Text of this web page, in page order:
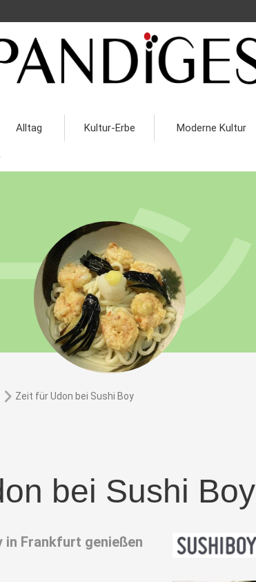
Alltag Kultur-Erbe Moderne Kultur
Zeit für Udon bei Sushi Boy
bei Sushi Boy
in Frankfurt genießen